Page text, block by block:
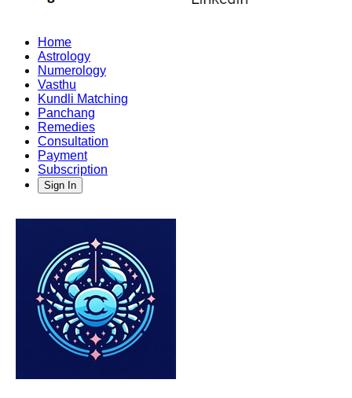
Home
Astrology
Numerology
Vasthu
Kundli Matching
Panchang
Remedies
Consultation
Payment
Subscription
Sign In